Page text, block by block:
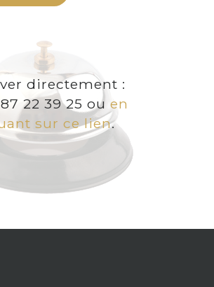
directement :
22 39 25 ou en
sur ce lien.